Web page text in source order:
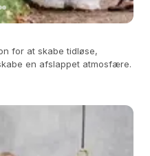
for at skabe tidløse,
en afslappet atmosfære.